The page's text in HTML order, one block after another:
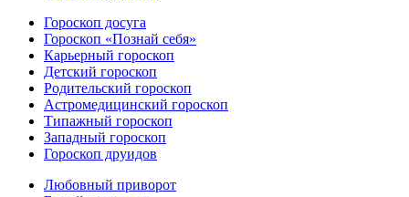
Гороскоп досуга
Гороскоп «Познай себя»
Карьерный гороскоп
Детский гороскоп
Родительский гороскоп
Астромедицинский гороскоп
Типажный гороскоп
Западный гороскоп
Гороскоп друидов
Любовный приворот